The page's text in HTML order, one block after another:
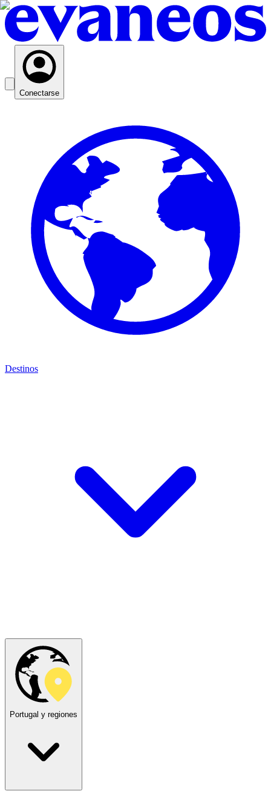
Conectarse
Destinos
Portugal y regiones